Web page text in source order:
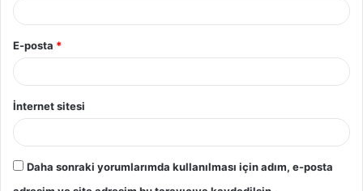
E-posta *
İnternet sitesi
Daha sonraki yorumlarımda kullanılması için adım, e-posta